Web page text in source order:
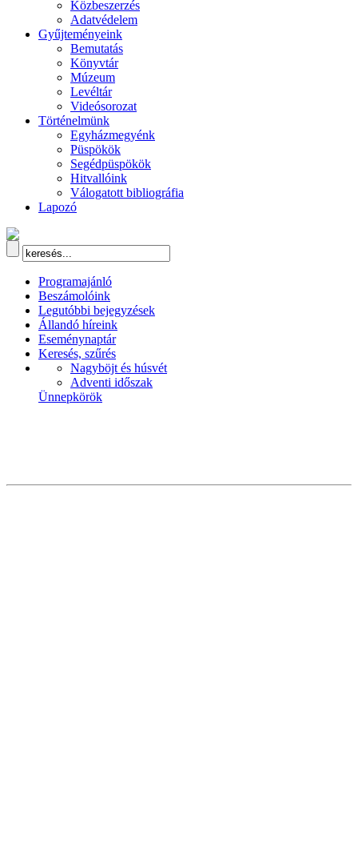
Közbeszerzés
Adatvédelem
Gyűjteményeink
Bemutatás
Könyvtár
Múzeum
Levéltár
Videósorozat
Történelmünk
Egyházmegyénk
Püspökök
Segédpüspökök
Hitvallóink
Válogatott bibliográfia
Lapozó
Programajánló
Beszámolóink
Legutóbbi bejegyzések
Állandó híreink
Eseménynaptár
Keresés, szűrés
Nagyböjt és húsvét
Adventi időszak
Ünnepkörök